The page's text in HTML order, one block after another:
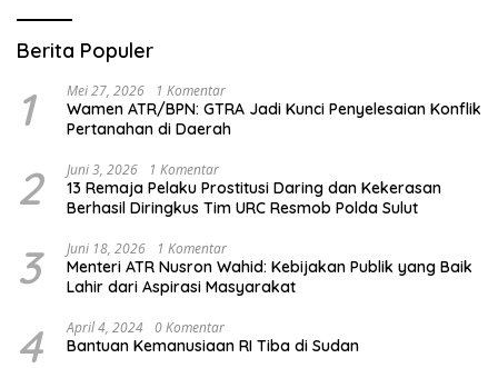
Berita Populer
1 Mei 27, 2026 1 Komentar
Wamen ATR/BPN: GTRA Jadi Kunci Penyelesaian Konflik
Pertanahan di Daerah
2 Juni 3, 2026 1 Komentar
13 Remaja Pelaku Prostitusi Daring dan Kekerasan
Berhasil Diringkus Tim URC Resmob Polda Sulut
3 Juni 18, 2026 1 Komentar
Menteri ATR Nusron Wahid: Kebijakan Publik yang Baik
Lahir dari Aspirasi Masyarakat
4 April 4, 2024 0 Komentar
Bantuan Kemanusiaan RI Tiba di Sudan